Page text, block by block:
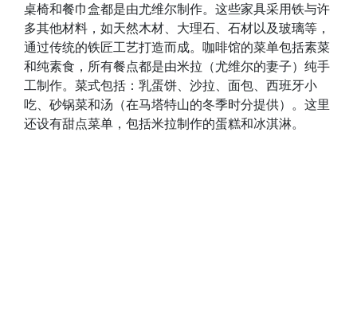
桌椅和餐巾盒都是由尤维尔制作。这些家具采用铁与许
多其他材料，如天然木材、大理石、石材以及玻璃等，
通过传统的铁匠工艺打造而成。咖啡馆的菜单包括素菜
和纯素食，所有餐点都是由米拉（尤维尔的妻子）纯手
工制作。菜式包括：乳蛋饼、沙拉、面包、西班牙小
吃、砂锅菜和汤（在马塔特山的冬季时分提供）。这里
还设有甜点菜单，包括米拉制作的蛋糕和冰淇淋。